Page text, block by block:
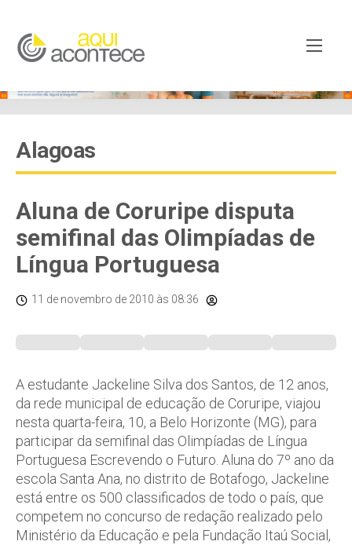
Alagoas
Aluna de Coruripe disputa
semifinal das Olimpíadas de
Língua Portuguesa
11 de novembro de 2010 às 08:36
A estudante Jackeline Silva dos Santos, de 12 anos,
da rede municipal de educação de Coruripe, viajou
nesta quarta-feira, 10, a Belo Horizonte (MG), para
participar da semifinal das Olimpíadas de Língua
Portuguesa Escrevendo o Futuro. Aluna do 7º ano da
escola Santa Ana, no distrito de Botafogo, Jackeline
está entre os 500 classificados de todo o país, que
competem no concurso de redação realizado pelo
Ministério da Educação e pela Fundação Itaú Social,